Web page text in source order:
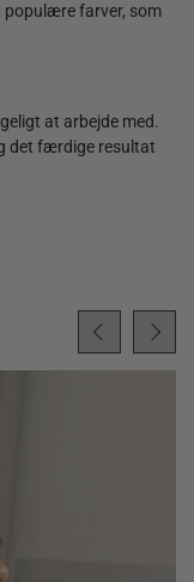
populære farver, som
at arbejde med.
det færdige resultat